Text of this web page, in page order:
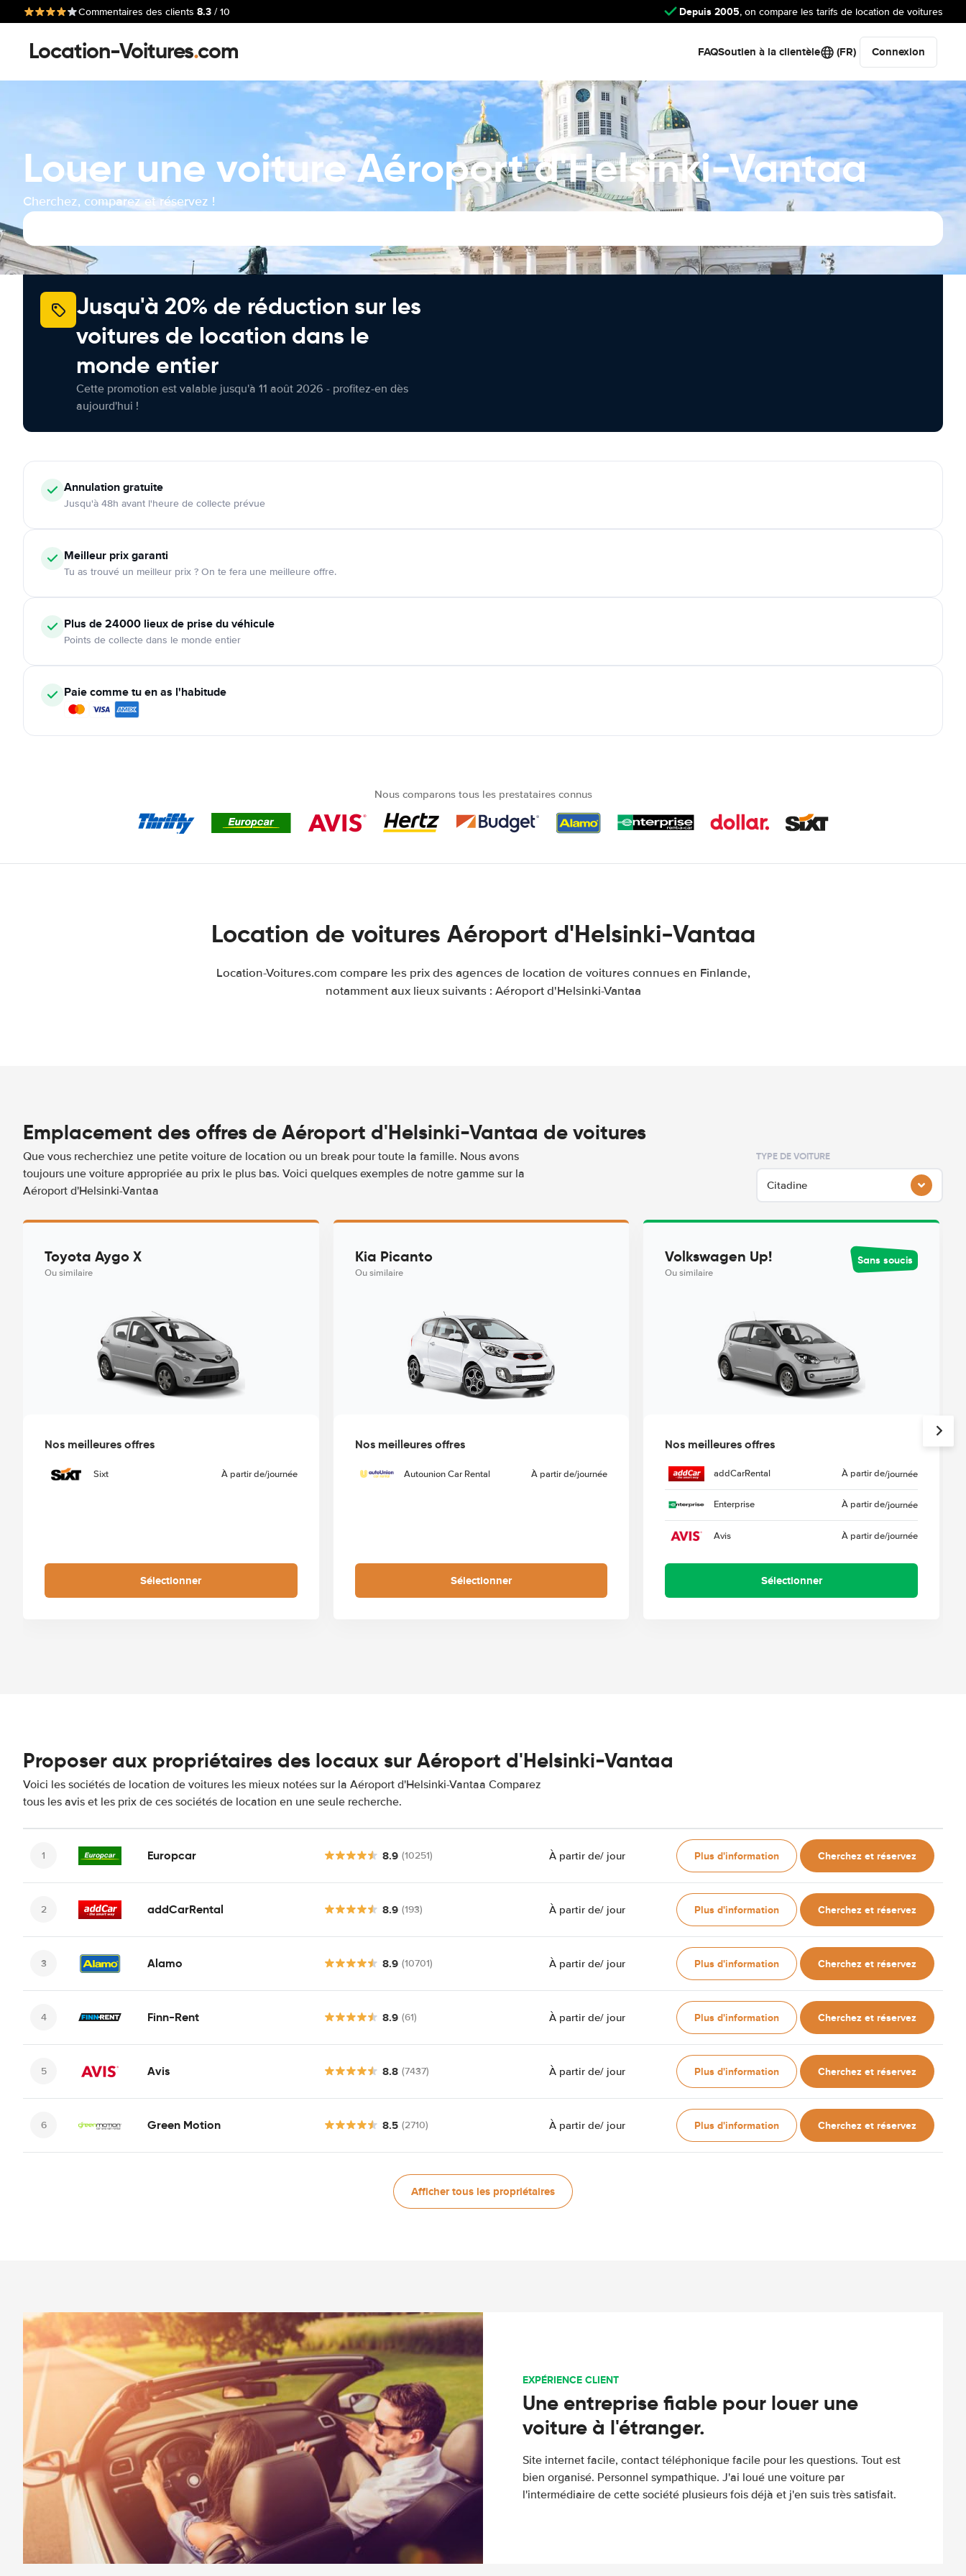
Commentaires des clients 8.3 / 10 Depuis 2005, on compare les tarifs de location de voitures
Location-Voitures.com FAQSoutien à la clientèle (FR) Connexion
Louer une voiture Aéroport d'Helsinki-Vantaa
Cherchez, comparez et réservez !
Jusqu'à 20% de réduction sur les
voitures de location dans le
monde entier
Cette promotion est valable jusqu'à 11 août 2026 - profitez-en dès
aujourd'hui !
Annulationgratuite
Jusqu'à 48h avant l'heure de collecte prévue
Meilleur prix garanti
Tu as trouvé un meilleur prix ? On te fera une meilleure offre.
Plus de 24000 lieux de prise du véhicule
Points de collecte dans le monde entier
Paie comme tu en as l'habitude
Nous comparons tous les prestataires connus
Location de voitures Aéroport d'Helsinki-Vantaa
Location-Voitures.com compare les prix des agences de location de voitures connues en Finlande,
notamment aux lieux suivants : Aéroport d'Helsinki-Vantaa
Emplacement des offres de Aéroport d'Helsinki-Vantaa de voitures
Que vous recherchiez une petite voiture de location ou un break pour toute la famille. Nous avons
toujours une voiture appropriée au prix le plus bas. Voici quelques exemples de notre gamme sur la
Aéroport d'Helsinki-Vantaa
TYPE DE VOITURE
Citadine
Toyota Aygo X
Ou similaire
Nos meilleures offres
Sixt À partir de/journée
Sélectionner
Kia Picanto
Ou similaire
Nos meilleures offres
Autounion Car Rental À partir de/journée
Sélectionner
Volkswagen Up!
Ou similaire
Sans soucis
Nos meilleures offres
addCarRental À partir de/journée
Enterprise À partir de/journée
Avis À partir de/journée
Sélectionner
Proposer aux propriétaires des locaux sur Aéroport d'Helsinki-Vantaa
Voici les sociétés de location de voitures les mieux notées sur la Aéroport d'Helsinki-Vantaa Comparez
tous les avis et les prix de ces sociétés de location en une seule recherche.
Europcar 8.9 (10251) À partir de/ jour Plus d'information Cherchez et réservez
addCarRental 8.9 (193) À partir de/ jour Plus d'information Cherchez et réservez
Alamo 8.9 (10701) À partir de/ jour Plus d'information Cherchez et réservez
Finn-Rent 8.9 (61) À partir de/ jour Plus d'information Cherchez et réservez
Avis 8.8 (7437) À partir de/ jour Plus d'information Cherchez et réservez
Green Motion 8.5 (2710) À partir de/ jour Plus d'information Cherchez et réservez
Afficher tous les propriétaires
EXPÉRIENCE CLIENT
Une entreprise fiable pour louer une
voiture à l'étranger.
Site internet facile, contact téléphonique facile pour les questions. Tout est
bien organisé. Personnel sympathique. J'ai loué une voiture par
l'intermédiaire de cette société plusieurs fois déjà et j'en suis très satisfait.